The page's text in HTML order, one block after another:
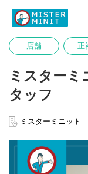
店舗 正
ミスターミ
タッフ
ミスターミニット